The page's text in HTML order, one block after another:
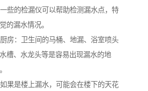
些的检漏仪可以帮助检测漏水点，特
的漏水情况。
房：卫生间的马桶、地漏、浴室喷头
槽、水龙头等是容易出现漏水的地
果是楼上漏水，可能会在楼下的天花